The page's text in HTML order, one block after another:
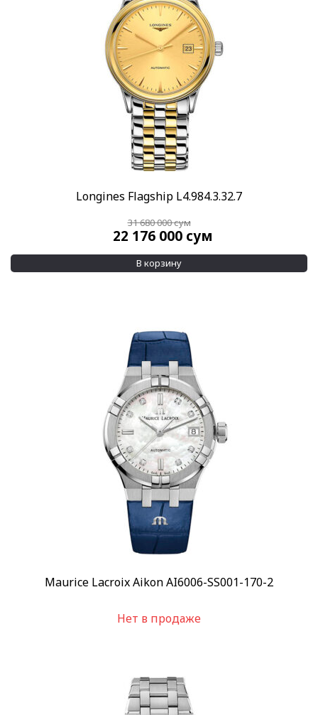
Longines Flagship L4.984.3.32.7
31 680 000сум
22 176 000 сум
В корзину
Maurice Lacroix Aikon AI6006-SS001-170-2
Нет в продаже